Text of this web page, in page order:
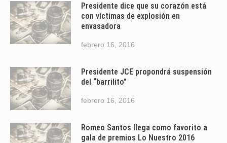
Presidente dice que su corazón está
con víctimas de explosión en
envasadora
febrero 16, 2016
Presidente JCE propondrá suspensión
del “barrilito”
febrero 16, 2016
Romeo Santos llega como favorito a
gala de premios Lo Nuestro 2016